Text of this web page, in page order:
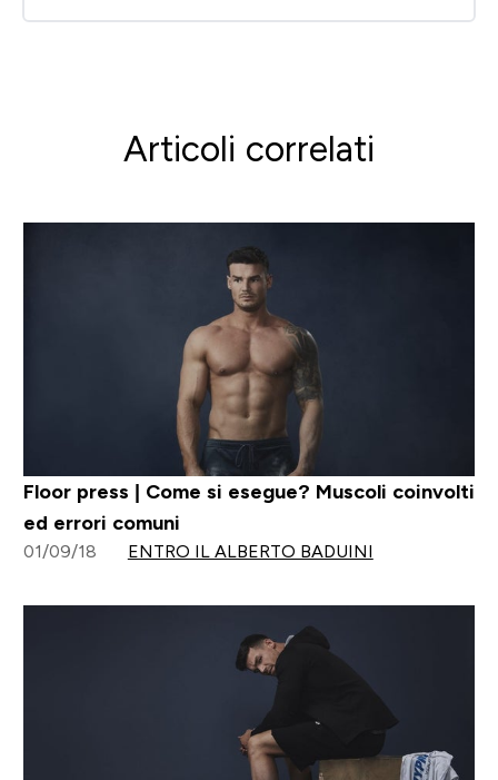
Articoli correlati
Floor press | Come si esegue? Muscoli coinvolti
ed errori comuni
01/09/18 ENTRO IL ALBERTO BADUINI